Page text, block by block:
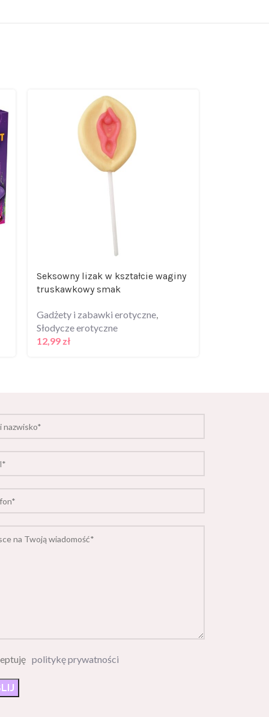
Seksowny lizak w kształcie waginy
truskawkowy smak
Gadżety i zabawki erotyczne,
Słodycze erotyczne
12,99 zł
politykę prywatności